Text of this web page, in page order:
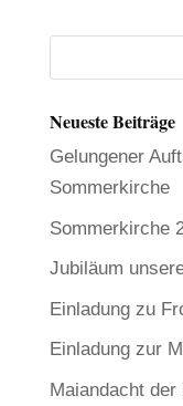
Neueste Beiträge
Gelungener
Sommerkirche
Sommerkirche
Jubiläum
Einladung zu
Einladung zur
Maiandacht